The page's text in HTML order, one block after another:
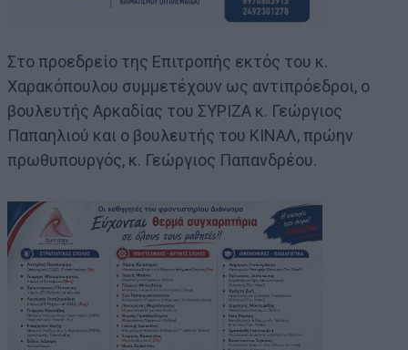
Στο προεδρείο της Επιτροπής εκτός του κ.
Χαρακόπουλου συμμετέχουν ως αντιπρόεδροι, ο
βουλευτής Αρκαδίας του ΣΥΡΙΖΑ κ. Γεώργιος
Παπαηλιού και ο βουλευτής του ΚΙΝΑΛ, πρώην
πρωθυπουργός, κ. Γεώργιος Παπανδρέου.